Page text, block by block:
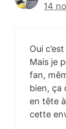
14
Oui
Mais je
fan,
bien, ça
en tête
cette